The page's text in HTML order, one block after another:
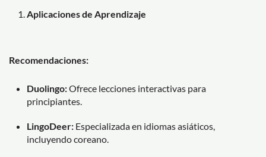
Aplicaciones de Aprendizaje
Recomendaciones:
Duolingo:Ofrece lecciones interactivas para
principiantes.
LingoDeer: Especializada en idiomas asiáticos,
incluyendo coreano.